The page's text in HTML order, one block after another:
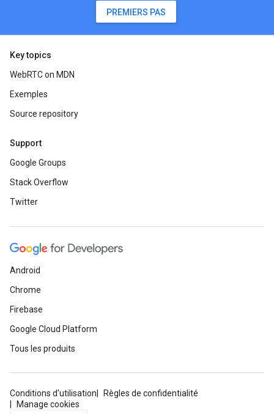
PREMIERS PAS
Key topics
WebRTC on MDN
Exemples
Source repository
Support
Google Groups
Stack Overflow
Twitter
Android
Chrome
Firebase
Google Cloud Platform
Tous les produits
Conditions d'utilisation
Règles de confidentialité
Manage cookies